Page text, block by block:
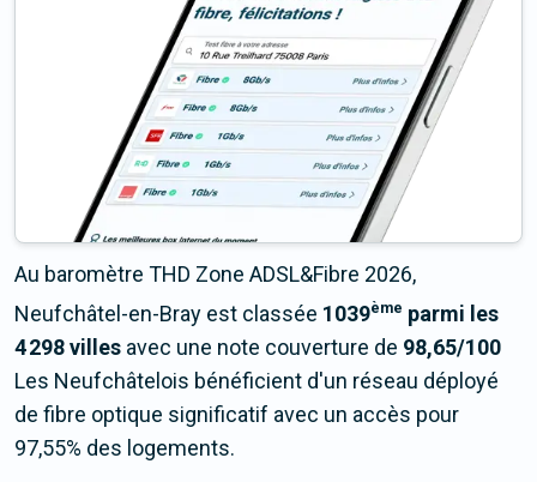
Au baromètre THD Zone ADSL&Fibre 2026,
Neufchâtel-en-Bray est classée 1039ème parmi les
4 298 villes avec une note couverture de 98,65/100
Les Neufchâtelois bénéficient d'un réseau déployé
de fibre optique significatif avec un accès pour
97,55% des logements.